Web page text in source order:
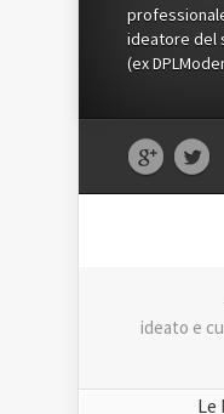
ideatore del
(ex
ideato e
Le